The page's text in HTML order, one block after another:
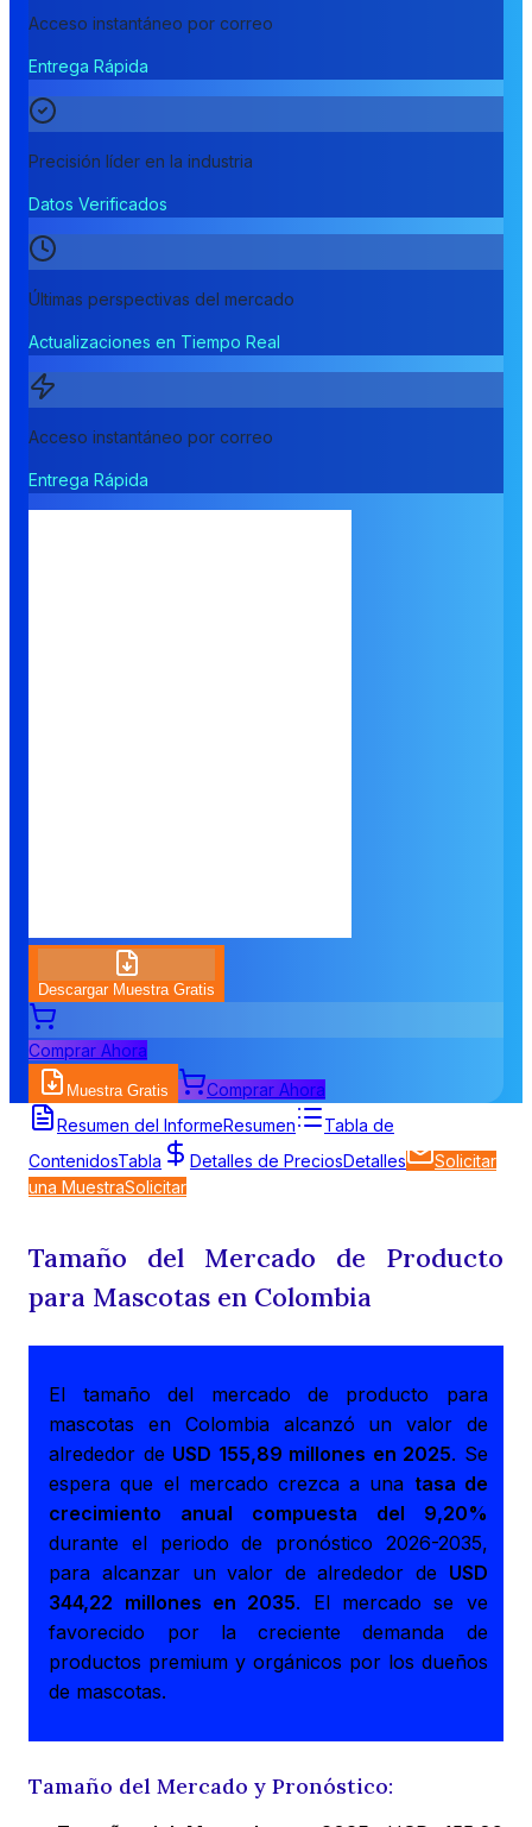
Acceso instantáneo por correo
Entrega Rápida
Precisión líder en la industria
Datos Verificados
Últimas perspectivas del mercado
Actualizaciones en Tiempo Real
Acceso instantáneo por correo
Entrega Rápida
Descargar Muestra Gratis
Comprar Ahora
Muestra Gratis
Comprar Ahora
Resumen del InformeResumen
Tabla de
ContenidosTabla Detalles de PreciosDetalles
Solicitar
una MuestraSolicitar
Tamaño del Mercado de Producto
para Mascotas en Colombia
El tamaño del mercado de producto para
mascotas en Colombia alcanzó un valor de
alrededor de USD 155,89 millones en 2025. Se
espera que el mercado crezca a una tasa de
crecimiento anual compuesta del 9,20%
durante el periodo de pronóstico 2026-2035,
para alcanzar un valor de alrededor de USD
344,22 millones en 2035. El mercado se ve
favorecido por la creciente demanda de
productos premium y orgánicos por los dueños
de mascotas.
Tamaño del Mercado y Pronóstico: